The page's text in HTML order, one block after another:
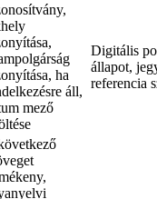
ha
áll,
mező
Digitális
állapot,
referencia